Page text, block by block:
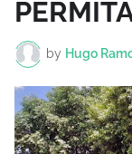
by Hugo